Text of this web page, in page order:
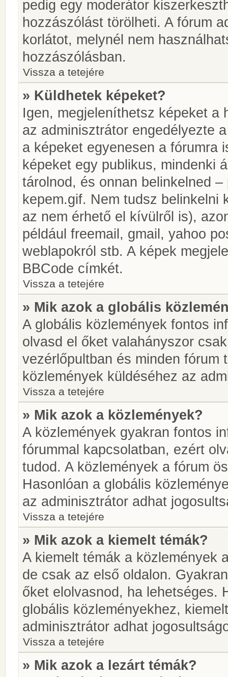
pedig egy moderátor
hozzászólást törölheti. A fórum
korlátot, melynél nem
hozzászólásban.
Vissza a tetejére
» Küldhetek képeket?
Igen, megjeleníthetsz képeket a
az adminisztrátor engedélyezte
a képeket egyenesen a fórumra
képeket egy publikus, mindenki
tárolnod, és onnan belinkelned
kepem.gif. Nem tudsz belinkelni
az nem érhető el kívülről is),
például freemail, gmail, yahoo
weblapokról stb. A képek
BBCode címkét.
Vissza a tetejére
» Mik azok a globális
A globális közlemények fontos
olvasd el őket valahányszor
vezérlőpultban és minden fórum
közlemények küldéséhez az
Vissza a tetejére
» Mik azok a közlemények?
A közlemények gyakran fontos
fórummal kapcsolatban, ezért
tudod. A közlemények a fórum
Hasonlóan a globális
az adminisztrátor adhat
Vissza a tetejére
» Mik azok a kiemelt témák?
A kiemelt témák a közlemények
de csak az első oldalon.
őket elolvasnod, ha lehetséges.
globális közleményekhez,
adminisztrátor adhat
Vissza a tetejére
» Mik azok a lezárt témák?